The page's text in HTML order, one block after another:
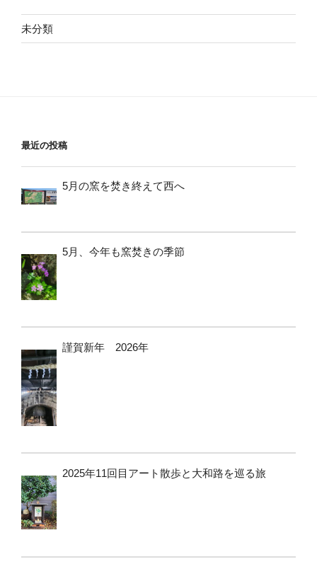
未分類
最近の投稿
5月の窯を焚き終えて西へ
5月、今年も窯焚きの季節
謹賀新年 2026年
2025年11回目アート散歩と大和路を巡る旅